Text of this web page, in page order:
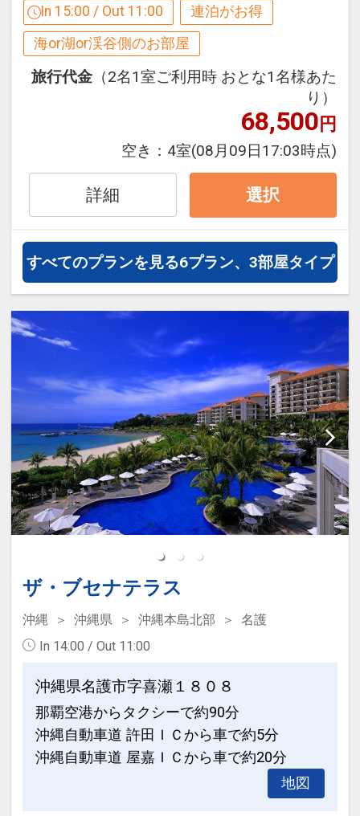
※旅行代金に含まれます。
連泊ポイント！
●２連泊以上のお客様に
カヌチャチケット付（2連泊で1人2枚、
3連泊で1人3枚、4連泊で1人4枚※以
降・・1泊増えるごとに+1枚）
・枚数に応じて20種類以上のメニューか
らご利用いただけます。詳しくはホテル
へお問い合わせください。
●３連泊以上のお客様に
滞在中、夕食１回分付（和食・中華・ブ
※旅行代金に含まれます。
ホテルからのおもてなし
●カヌチャゴルフコースが宿泊者割引料
金でプレー可能♪
カヌチャゴルフコース・・・１８ホール
／ パー７２ ／ ６，００９ヤード
ビジター料金より、２，０００円 ～ 最
大６，０００円もお得！
●レンタルクラブ＆シューズセットの割
引特典付！（通常６，６００円 → ３，
５００円）
※旅行代金に含まれます。
お子様連れのおもてなし
●ベビーカー＆ベビーベッド＆ベビーガ
ード等の無料貸し出し♪（数量限定 ／ 事
前に予約が必要です）
●ハリウッドツイン対応可（部屋タイプ
す
連泊の場合、
２泊目より１泊につきおひとり様
円引
※割引適用後のご旅行代金は、カレンダ
ーからお進みいただいた後表示される
「空室照会結果確認画面」でご確認くだ
※宿泊期間中すべての日において人数・
一であることが割引適用の条件となりま
す。
設定期間：2026年4月1日～2026年11月
30日
インターネットコース番号：DP-1-
17314859
In 15:00 / Out 11:00
連泊がお得
海or湖or渓谷側のお部屋
旅行代金 （2名1室ご利用時 おとな1名様あた
り）
68,500円
空き： 4室(08月09日17:03時点)
詳細 選択
すべてのプランを見る6プラン、3部屋タイプ
ザ・ブセナテラス
沖縄 沖縄県 沖縄本島北部
名護
In 14:00 / Out 11:00
沖縄県名護市字喜瀬１８０８
那覇空港からタクシーで約90分
沖縄自動車道 許田ＩＣから車で約5分
沖縄自動車道 屋嘉ＩＣから車で約20分
地図